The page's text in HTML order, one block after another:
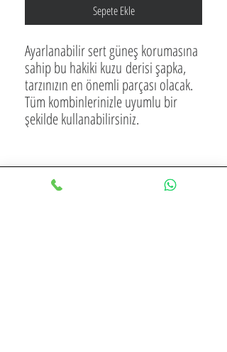
Sepete Ekle
Ayarlanabilir sert güneş korumasına
sahip bu hakiki kuzu derisi şapka,
tarzınızın en önemli parçası olacak.
Tüm kombinlerinizle uyumlu bir
şekilde kullanabilirsiniz.